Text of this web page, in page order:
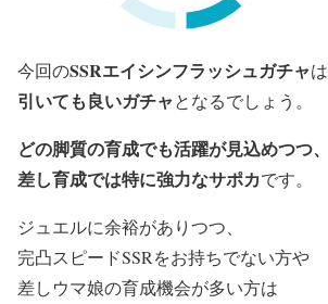
今回のSSRエイシンフラッシュガチャは
引いても良いガチャとなるでしょう。
どの脚質の育成でも活躍が見込めつつ、
差し育成では特に強力なサポカです。
ジュエルに余裕がありつつ、
完凸スピードSSRをお持ちでない方や
差しウマ娘の育成機会が多い方は